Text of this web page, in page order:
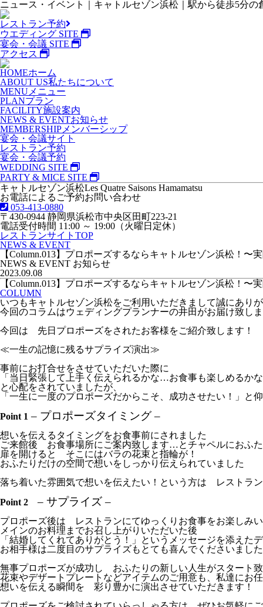
ニュース・イベント｜キャトルセゾン浜松｜駅から徒歩5分
レストラン予約
ウエディング SITE
宴会・会議 SITE
アクセス
HOMEホーム
ABOUT US私たちについて
MENU メニュー
PLANプラン
FACILITY施設案内
NEWS & EVENTお知らせ
MEMBERSHIP メンバーシップ
宴会・会議サイト
レストラン予約
宴会・会議予約
WEDDING SITE
PARTY & MICE SITE
キャトルセゾン浜松Les Quatre Saisons Hamamatsu
お電話によるご予約お問い合わせ
053-413-0880
〒430-0944 静岡県浜松市中央区田町223-21
電話受付時間 11:00 ～ 19:00（火曜日定休）
レストランサイトTOP
NEWS & EVENT
【Column.013】プロポーズするならキャトルセゾン浜松！〜
NEWS & EVENT お知らせ
2023.09.08
【Column.013】プロポーズするならキャトルセゾン浜松！〜
COLUMN
いつもキャトルセゾン浜松をご利用いただきまして誠にあり
今回のコラムはウェディングプランナーの井田がお届け致し
今回は 先日プロポーズをされたお客様をご紹介致します！
≪一生の記憶に残るサプライズ演出≫
事前にお打合せをさせていただいた際に
「当日緊張して上手く伝えられるかな…お食事も楽しめるか
と心配をされていましたが、
「一生に一度のプロポーズだからこそ、成功させたい！」と
Point 1 – プロポーズタイミング –
想いを伝えるタイミングをお食事前にされました
ご来館後 お食事場所にご案内致します…とチャペルにおふ
扉を開けると そこにはバラの花束と指輪が！
おふたりだけの空間で想いをしっかり伝えられていました
落ち着いた雰囲気で想いを伝えたい！という方は レストラ
Point 2
– サプライズ –
プロポーズ後は レストランにてゆっくりお食事をお楽しみ
メインのお料理までお召し上がりいただいた後
「結婚してくれてありがとう！」というメッセージを添えた
お相手様は二度目のサプライズもとても喜んでくださいました
無事プロポーズが成功し おふたりの新しい人生がスタート
花束やデザートプレートなどアイテムのご用意も、私達にお
想いを伝える瞬間を 彩り豊かに演出させていただきます！